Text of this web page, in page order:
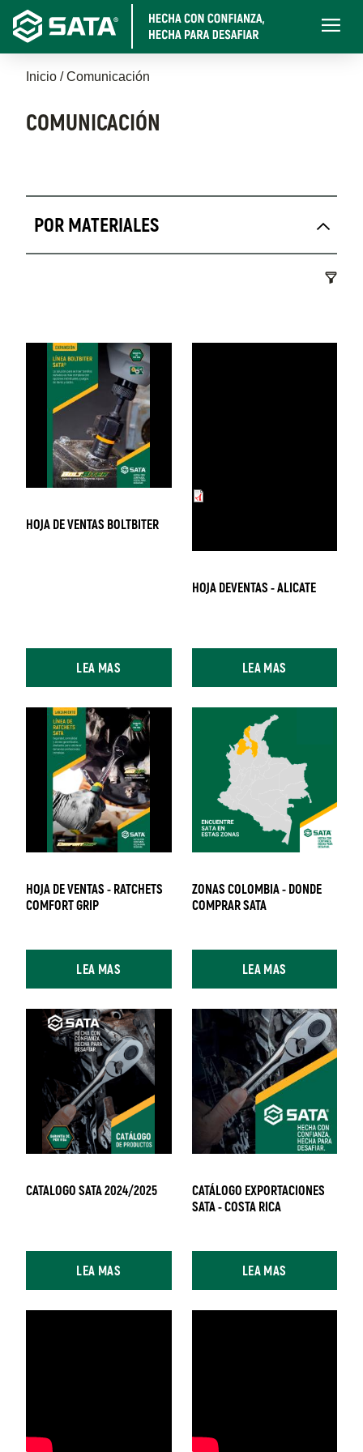
Pasar
contenido
principal
Main
Sobrescribir
enlaces
a
Inicio Comunicación
COMUNICACIÓN
Comunicación
POR MATERIALES
HOJA DE VENTAS BOLTBITER
LEA MAS
HOJA DEVENTAS - ALICATE
LEA MAS
HOJA DE VENTAS - RATCHETS
COMFORT GRIP
LEA MAS
ZONAS COLOMBIA - DONDE
COMPRAR SATA
LEA MAS
CATALOGO SATA 2024/2025
LEA MAS
CATÁLOGO EXPORTACIONES
SATA - COSTA RICA
LEA MAS